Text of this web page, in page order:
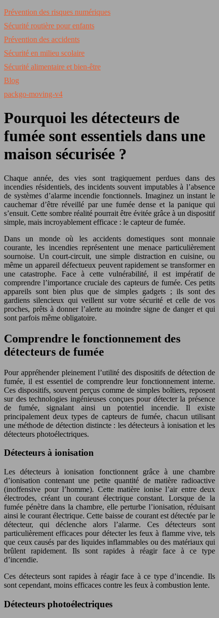
Prévention des risques numériques
Sécurité routière pour enfants
Prévention des accidents
Sécurité en milieu scolaire
Sécurité alimentaire et bien-être
Blog
packgo-moving-v4
Pourquoi les détecteurs de
fumée sont essentiels dans une
maison sécurisée ?
Chaque année, des vies sont tragiquement perdues dans des
incendies résidentiels, des incidents souvent imputables à l’absence
de systèmes d’alarme incendie fonctionnels. Imaginez un instant le
cauchemar d’être réveillé par une fumée dense et la panique qui
s’ensuit. Cette sombre réalité pourrait être évitée grâce à un dispositif
simple, mais incroyablement efficace : le capteur de fumée.
Dans un monde où les accidents domestiques sont monnaie
courante, les incendies représentent une menace particulièrement
sournoise. Un court-circuit, une simple distraction en cuisine, ou
même un appareil défectueux peuvent rapidement se transformer en
une catastrophe. Face à cette vulnérabilité, il est impératif de
comprendre l’importance cruciale des capteurs de fumée. Ces petits
appareils sont bien plus que de simples gadgets ; ils sont des
gardiens silencieux qui veillent sur votre sécurité et celle de vos
proches, prêts à donner l’alerte au moindre signe de danger et qui
sont parfois même obligatoire.
Comprendre le fonctionnement des
détecteurs de fumée
Pour appréhender pleinement l’utilité des dispositifs de détection de
fumée, il est essentiel de comprendre leur fonctionnement interne.
Ces dispositifs, souvent perçus comme de simples boîtiers, reposent
sur des technologies ingénieuses conçues pour détecter la présence
de fumée, signalant ainsi un potentiel incendie. Il existe
principalement deux types de capteurs de fumée, chacun utilisant
une méthode de détection distincte : les détecteurs à ionisation et les
détecteurs photoélectriques.
Détecteurs à ionisation
Les détecteurs à ionisation fonctionnent grâce à une chambre
d’ionisation contenant une petite quantité de matière radioactive
(inoffensive pour l’homme). Cette matière ionise l’air entre deux
électrodes, créant un courant électrique constant. Lorsque de la
fumée pénètre dans la chambre, elle perturbe l’ionisation, réduisant
ainsi le courant électrique. Cette baisse de courant est détectée par le
détecteur, qui déclenche alors l’alarme. Ces détecteurs sont
particulièrement efficaces pour détecter les feux à flamme vive, tels
que ceux causés par des liquides inflammables ou des matériaux qui
brûlent rapidement. Ils sont rapides à réagir face à ce type
d’incendie.
Ces détecteurs sont rapides à réagir face à ce type d’incendie. Ils
sont cependant, moins efficaces contre les feux à combustion lente.
Détecteurs photoélectriques